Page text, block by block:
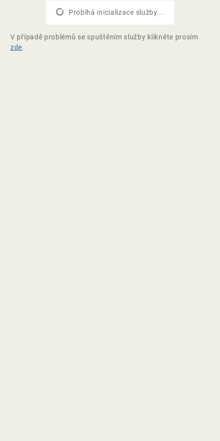
Probíhá inicializace služby...
V případě problémů se spuštěním služby klikněte prosím
zde.